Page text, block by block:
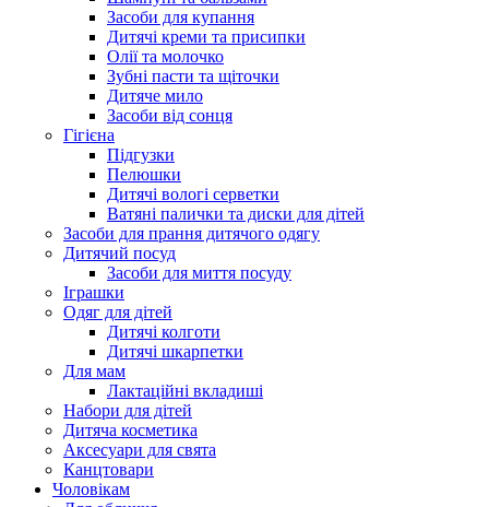
Засоби для купання
Дитячі креми та присипки
Олії та молочко
Зубні пасти та щіточки
Дитяче мило
Засоби від сонця
Гігієна
Підгузки
Пелюшки
Дитячі вологі серветки
Ватяні палички та диски для дітей
Засоби для прання дитячого одягу
Дитячий посуд
Засоби для миття посуду
Іграшки
Одяг для дітей
Дитячі колготи
Дитячі шкарпетки
Для мам
Лактаційні вкладиші
Набори для дітей
Дитяча косметика
Аксесуари для свята
Канцтовари
Чоловікам